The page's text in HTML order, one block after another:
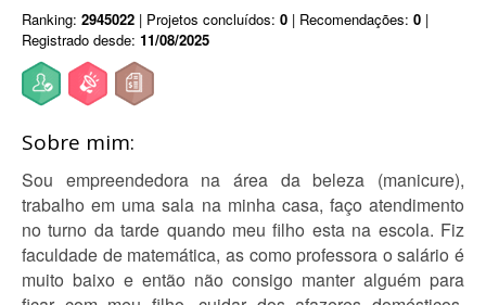
Ranking: 2945022 | Projetos concluídos: 0 | Recomendações: 0 |
Registrado desde: 11/08/2025
Sobre mim:
Sou empreendedora na área da beleza (manicure),
trabalho em uma sala na minha casa, faço atendimento
no turno da tarde quando meu filho esta na escola. Fiz
faculdade de matemática, as como professora o salário é
muito baixo e então não consigo manter alguém para